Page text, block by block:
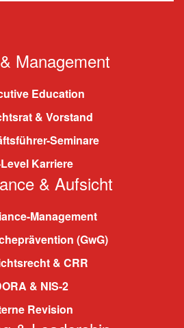
Management
Education
& Vorstand
Seminare
Karriere
& Aufsicht
Management
(GwG)
& CRR
& NIS-2
Revision